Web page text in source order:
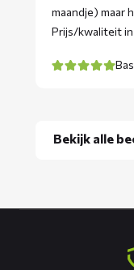
maandje) maar
Prijs/kwaliteit
Bekijk alle